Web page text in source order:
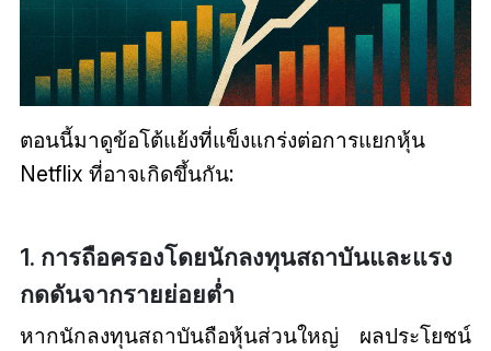
ตอนนี้มาดูข้อโต้แย้งที่แข็งแกร่งต่อการแยกหุ้น
Netflix ที่อาจเกิดขึ้นกัน:
1. การถือครองโดยนักลงทุนสถาบันและแรง
กดดันจากรายย่อยต่ำ
หากนักลงทุนสถาบันถือหุ้นส่วนใหญ่ ผลประโยชน์